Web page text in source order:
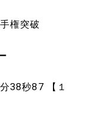
権突破
38秒87 【１